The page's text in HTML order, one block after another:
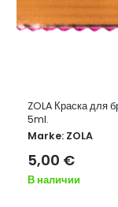
ZOLA Краска для
5ml.
Marke: ZOLA
5,00 €
В наличии